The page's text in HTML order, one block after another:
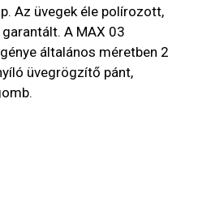
Az üvegek éle polírozott,
A MAX 03
általános méretben 2
üvegrögzítő pánt,